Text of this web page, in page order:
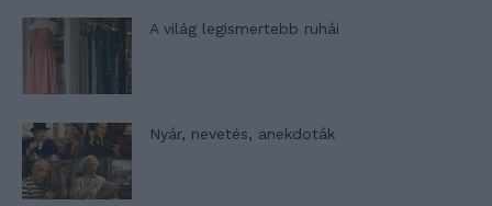
A világ legismertebb ruhái
Nyár, nevetés, anekdoták